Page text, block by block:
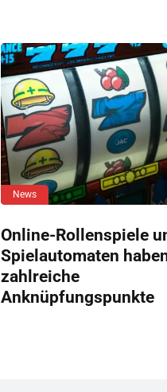
News
Online-Rollenspiele
Spielautomaten
zahlreiche
Anknüpfungspunkte